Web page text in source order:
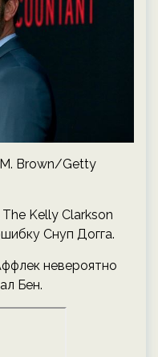
Brown/Getty
Kelly Clarkson
Снуп Догга.
невероятно
Бен.